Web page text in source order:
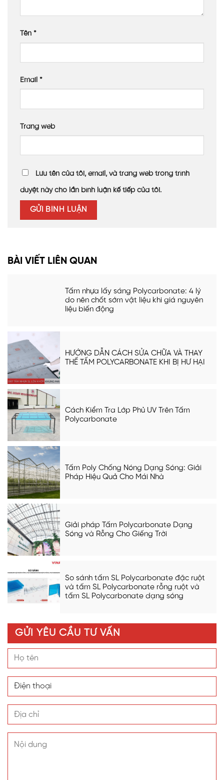
Tên *
Email *
Trang web
Lưu tên của tôi, email, và trang web trong trình
duyệt này cho lần bình luận kế tiếp của tôi.
BÀI VIẾT LIÊN QUAN
Tấm nhựa lấy sáng Polycarbonate: 4 lý
do nên chốt sớm vật liệu khi giá nguyên
liệu biến động
HƯỚNG DẪN CÁCH SỬA CHỮA VÀ THAY
THẾ TẤM POLYCARBONATE KHI BỊ HƯ HẠI
Cách Kiểm Tra Lớp Phủ UV Trên Tấm
Polycarbonate
Tấm Poly Chống Nóng Dạng Sóng: Giải
Pháp Hiệu Quả Cho Mái Nhà
Giải pháp Tấm Polycarbonate Dạng
Sóng và Rỗng Cho Giếng Trời
So sánh tấm SL Polycarbonate đặc ruột
và tấm SL Polycarbonate rỗng ruột và
tấm SL Polycarbonate dạng sóng
GỬI YÊU CẦU TƯ VẤN